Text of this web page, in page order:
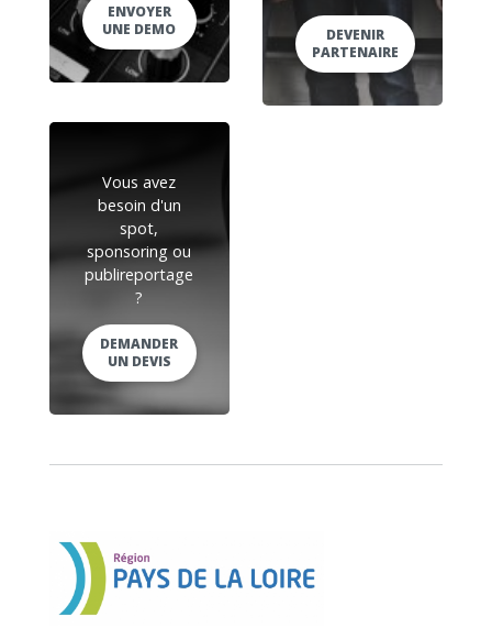
ENVOYER
UNE DEMO
DEVENIR
PARTENAIRE
Vous avez
besoin d'un
spot,
sponsoring ou
publireportage
?
DEMANDER
UN DEVIS